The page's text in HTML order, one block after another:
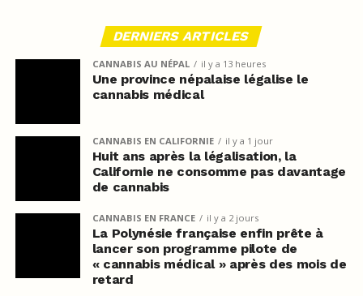
DERNIERS ARTICLES
CANNABIS AU NÉPAL il y a 13 heures
Une province népalaise légalise le
cannabis médical
CANNABIS EN CALIFORNIE il y a 1 jour
Huit ans après la légalisation, la
Californie ne consomme pas davantage
de cannabis
CANNABIS EN FRANCE il y a 2 jours
La Polynésie française enfin prête à
lancer son programme pilote de
« cannabis médical » après des mois de
retard